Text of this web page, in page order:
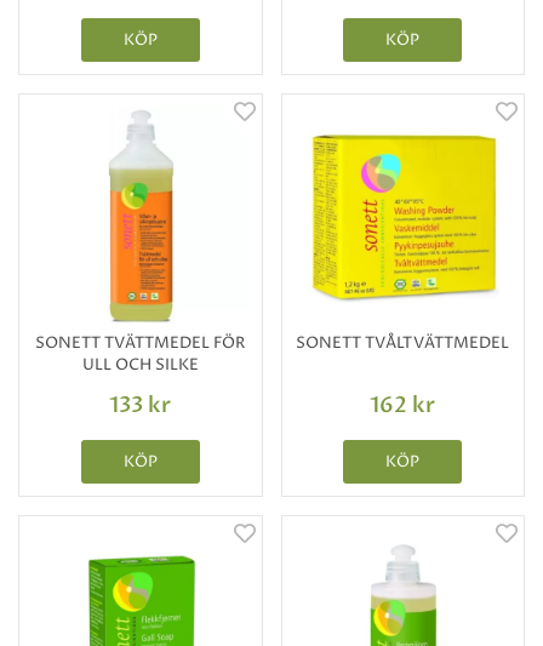
KÖP KÖP
SONETT TVÄTTMEDEL FÖR
ULL OCH SILKE
133 kr
KÖP
SONETT TVÅLTVÄTTMEDEL
162 kr
KÖP